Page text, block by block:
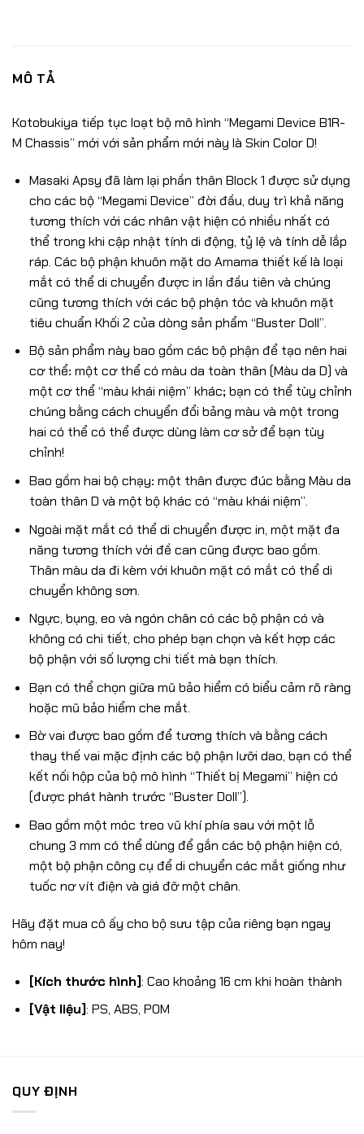
MÔ TẢ
Kotobukiya tiếp tục loạt bộ mô hình “Megami Device B1R-
M Chassis” mới với sản phẩm mới này là Skin Color D!
Masaki Apsy đã làm lại phần thân Block 1 được sử dụng
cho các bộ “Megami Device” đời đầu, duy trì khả năng
tương thích với các nhân vật hiện có nhiều nhất có
thể trong khi cập nhật tính di động, tỷ lệ và tính dễ lắp
ráp. Các bộ phận khuôn mặt do Amama thiết kế là loại
mắt có thể di chuyển được in lần đầu tiên và chúng
cũng tương thích với các bộ phận tóc và khuôn mặt
tiêu chuẩn Khối 2 của dòng sản phẩm “Buster Doll”.
Bộ sản phẩm này bao gồm các bộ phận để tạo nên hai
cơ thể: một cơ thể có màu da toàn thân (Màu da D) và
một cơ thể “màu khái niệm” khác;bạn có thể tùy chỉnh
chúng bằng cách chuyển đổi bảng màu và một trong
hai có thể có thể được dùng làm cơ sở để bạn tùy
chỉnh!
Bao gồm hai bộ chạy: một thân được đúc bằng Màu da
toàn thân D và một bộ khác có “màu khái niệm”.
Ngoài mặt mắt có thể di chuyển được in, một mặt đa
năng tương thích với đề can cũng được bao gồm.
Thân màu da đi kèm với khuôn mặt có mắt có thể di
chuyển không sơn.
Ngực, bụng, eo và ngón chân có các bộ phận có và
không có chi tiết, cho phép bạn chọn và kết hợp các
bộ phận với số lượng chi tiết mà bạn thích.
Bạn có thể chọn giữa mũ bảo hiểm có biểu cảm rõ ràng
hoặc mũ bảo hiểm che mắt.
Bờ vai được bao gồm để tương thích và bằng cách
thay thế vai mặc định các bộ phận lưỡi dao, bạn có thể
kết nối hộp của bộ mô hình “Thiết bị Megami” hiện có
(được phát hành trước “Buster Doll”).
Bao gồm một móc treo vũ khí phía sau với một lỗ
chung 3 mm có thể dùng để gắn các bộ phận hiện có,
một bộ phận công cụ để di chuyển các mắt giống như
tuốc nơ vít điện và giá đỡ một chân.
Hãy đặt mua cô ấy cho bộ sưu tập của riêng bạn ngay
hôm nay!
[Kích thước hình]: Cao khoảng 16 cm khi hoàn thành
[Vật liệu]: PS, ABS, POM
QUY ĐỊNH